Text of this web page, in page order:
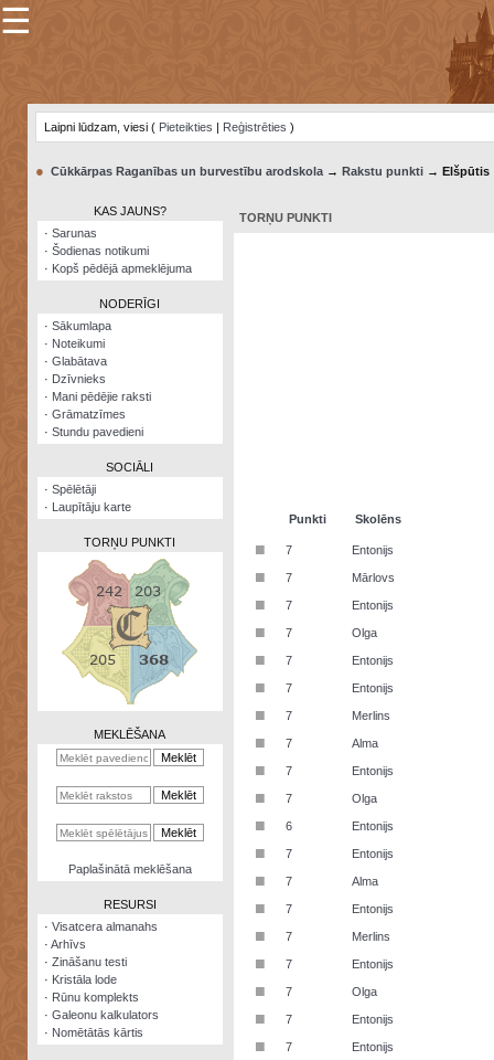
×
Šodienas
notikumi
Visatcera
almanahs
Arhīvs
Zināšanu
kalkulators
Nomētātās
☰
Laipni lūdzam, viesi ( Pieteikties | Reģistrēties )
● Cūkkārpas Raganības un burvestību arodskola→ Rakstu punkti→ Elšpūtis
KAS JAUNS?
· Sarunas
· Šodienas notikumi
· Kopš pēdējā apmeklējuma
NODERĪGI
· Sākumlapa
· Noteikumi
· Glabātava
· Dzīvnieks
· Mani pēdējie raksti
· Grāmatzīmes
· Stundu pavedieni
SOCIĀLI
· Spēlētāji
· Laupītāju karte
TORŅU PUNKTI
MEKLĒŠANA
Paplašinātā meklēšana
RESURSI
· Visatcera almanahs
· Arhīvs
· Zināšanu testi
· Kristāla lode
· Rūnu komplekts
· Galeonu kalkulators
· Nomētātās kārtis
TORŅU PUNKTI
Punkti Skolēns
■ 7 Entonijs
■ 7 Mārlovs
■ 7 Entonijs
■ 7 Olga
■ 7 Entonijs
■ 7 Entonijs
■ 7 Merlins
■ 7 Alma
■ 7 Entonijs
■ 7 Olga
■ 6 Entonijs
■ 7 Entonijs
■ 7 Alma
■ 7 Entonijs
■ 7 Merlins
■ 7 Entonijs
■ 7 Olga
■ 7 Entonijs
■ 7 Entonijs